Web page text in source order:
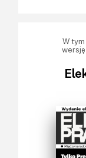
Książki
LED/LCD/
Moduły
W